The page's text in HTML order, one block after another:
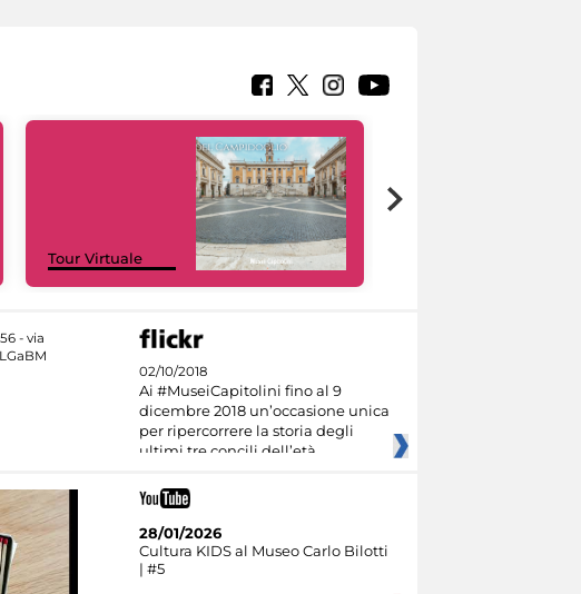
Tour Virtuale
02/10/2018
Ai #MuseiCapitolini fino al 9
dicembre 2018 un’occasione unica
per ripercorrere la storia degli
ultimi tre concili dell’età
28/01/2026
Cultura KIDS al Museo Carlo Bilotti
| #5